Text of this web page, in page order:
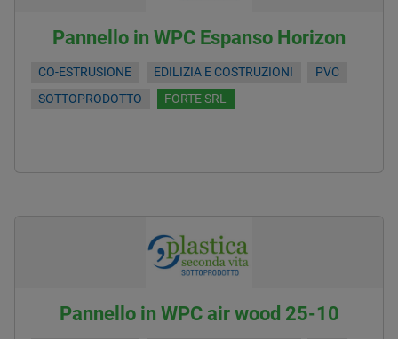
Pannello in WPC Espanso Horizon
CO-ESTRUSIONE EDILIZIA E COSTRUZIONI
PVC
SOTTOPRODOTTO
FORTE SRL
Pannello in WPC air wood 25-10